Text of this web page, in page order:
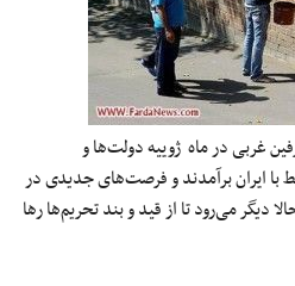
غربی در ماه ژوییه دولت‌ها و
با ایران برآمدند و فرصت‌های جدیدی در
دیگر می‌رود تا از قید و بند تحریم‌ها رها